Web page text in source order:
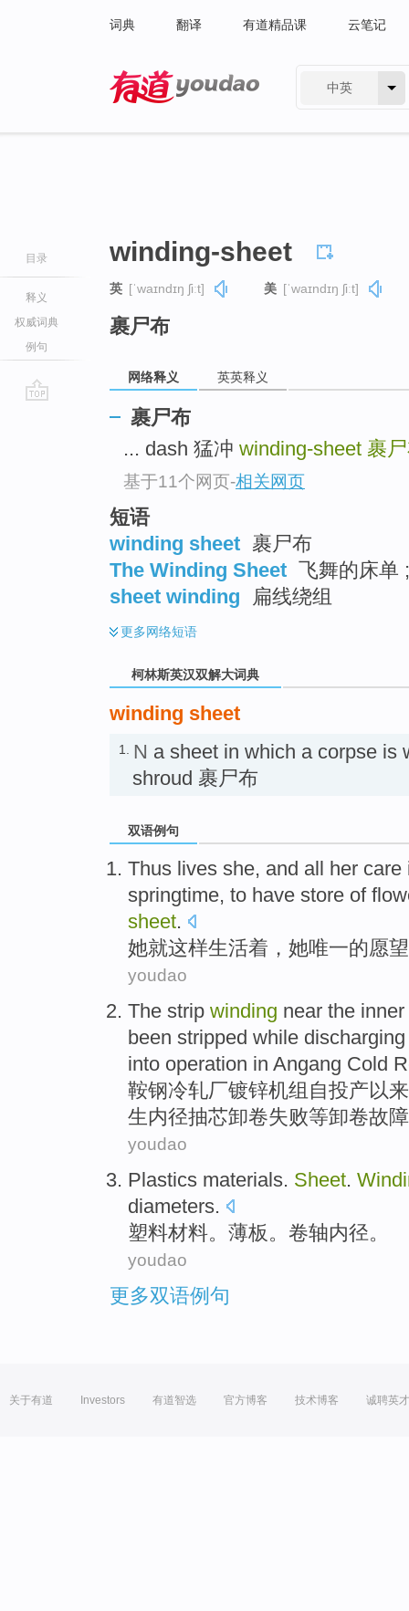
词典 翻译 有道精品课 云笔记
中英
目录
释义
权威词典
例句
winding-sheet
英 [ˈwaɪndɪŋ ʃiːt] 美 [ˈwaɪndɪŋ ʃiːt]
裹尸布
网络释义 英英释义
裹尸布
... dash 猛冲 winding-sheet 裹
基于11个网页-相关网页
短语
winding sheet 裹尸布
The Winding Sheet 飞舞的床单
sheet winding
扁线绕组
更多网络短语
柯林斯英汉双解大词典
winding sheet
1. N a sheet in which a corpse is
shroud 裹尸布
双语例句
Thus lives she, and all her care
springtime, to have store of
sheet.
她就这样生活着， 她唯一的愿望
youdao
The strip winding near the inner
been stripped while discharging
into operation in Angang Cold
鞍钢冷轧厂镀锌机组自投产以来
生内径抽芯卸卷失败等卸卷故
youdao
Plastics materials. Sheet.
diameters.
塑料材料。 薄板 。 卷轴内径。
youdao
更多双语例句
关于有道 Investors 有道智选 官方博客 技术博客 诚聘英才